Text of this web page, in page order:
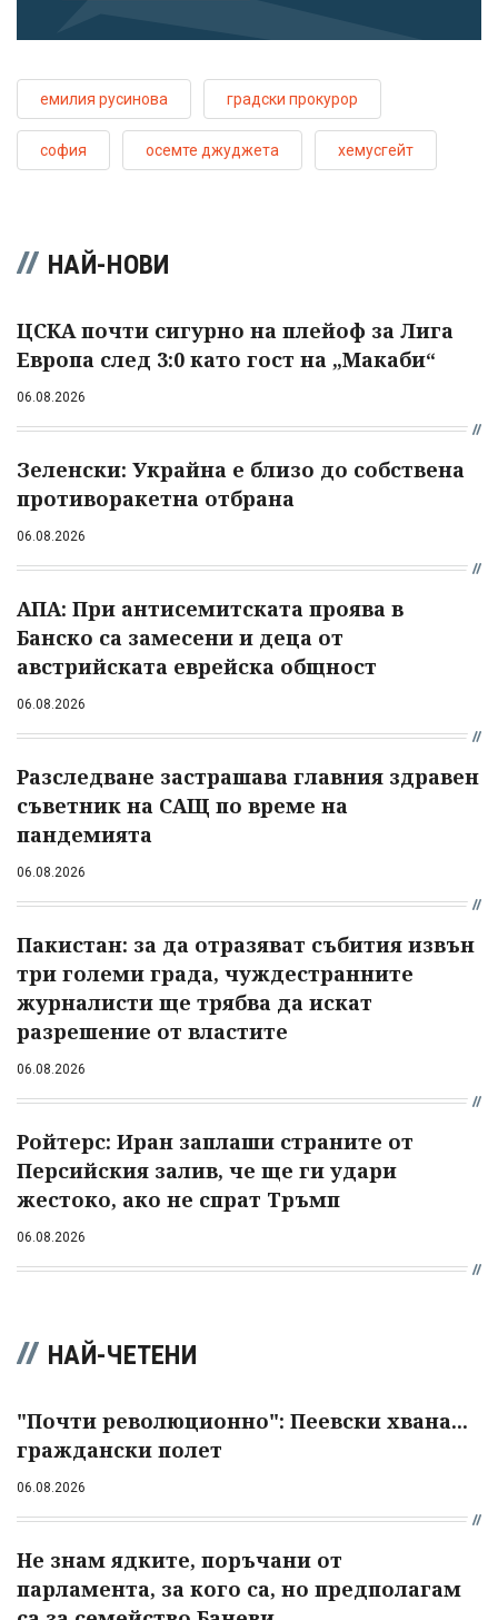
емилия русинова градски прокурор
софия осемте джуджета хемусгейт
НАЙ-НОВИ
ЦСКА почти сигурно на плейоф за Лига
Европа след 3:0 като гост на „Макаби“
06.08.2026
Зеленски: Украйна е близо до собствена
противоракетна отбрана
06.08.2026
АПА: При антисемитската проява в
Банско са замесени и деца от
австрийската еврейска общност
06.08.2026
Разследване застрашава главния здравен
съветник на САЩ по време на
пандемията
06.08.2026
Пакистан: за да отразяват събития извън
три големи града, чуждестранните
журналисти ще трябва да искат
разрешение от властите
06.08.2026
Ройтерс: Иран заплаши страните от
Персийския залив, че ще ги удари
жестоко, ако не спрат Тръмп
06.08.2026
НАЙ-ЧЕТЕНИ
"Почти революционно": Пеевски хвана...
граждански полет
06.08.2026
Не знам ядките, поръчани от
парламента, за кого са, но предполагам